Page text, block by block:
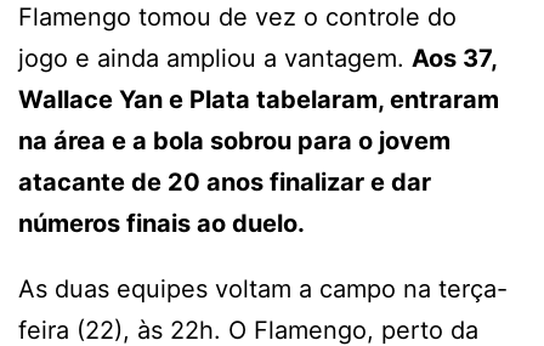
Flamengo tomou de vez o controle do
jogo e ainda ampliou a vantagem. Aos 37,
Wallace Yan e Plata tabelaram, entraram
na área e a bola sobrou para o jovem
atacante de 20 anos finalizar e dar
números finais ao duelo.
As duas equipes voltam a campo na terça-
feira (22), às 22h. O Flamengo, perto da